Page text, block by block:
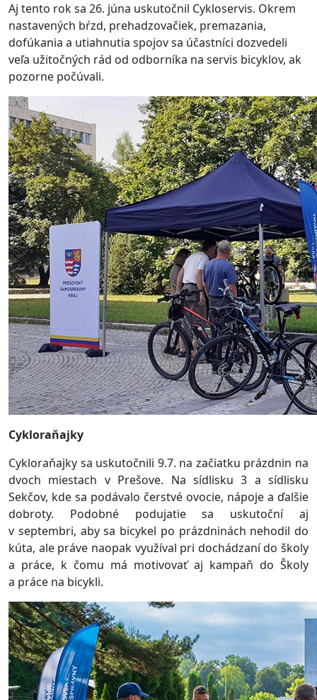
Aj tento rok sa 26. júna uskutočnil Cykloservis. Okrem
nastavených bŕzd, prehadzovačiek, premazania,
dofúkania a utiahnutia spojov sa účastníci dozvedeli
veľa užitočných rád od odborníka na servis bicyklov, ak
pozorne počúvali.
Cykloraňajky
Cykloraňajky sa uskutočnili 9.7. na začiatku prázdnin na
dvoch miestach v Prešove. Na sídlisku 3 a sídlisku
Sekčov, kde sa podávalo čerstvé ovocie, nápoje a ďalšie
dobroty. Podobné podujatie sa uskutoční aj
v septembri, aby sa bicykel po prázdninách nehodil do
kúta, ale práve naopak využíval pri dochádzaní do školy
a práce, k čomu má motivovať aj kampaň do Školy
a práce na bicykli.